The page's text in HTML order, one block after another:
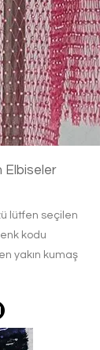
Elbiseler
lütfen seçilen
kodu
yakın kumaş